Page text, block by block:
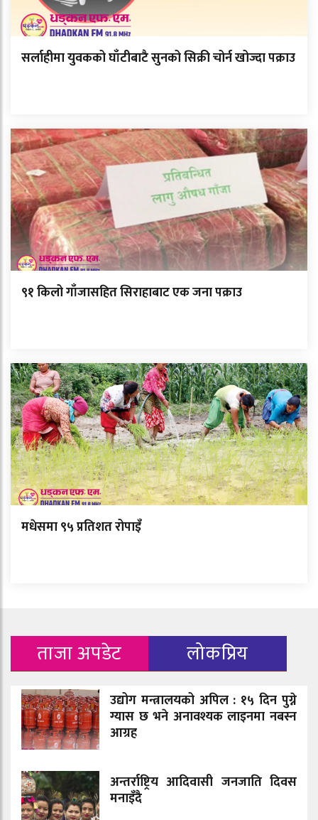
सर्लाहीमा युवकको घाँटीबाटै सुनको सिक्री चोर्न खोज्दा पक्राउ
९१ किलो गाँजासहित सिराहाबाट एक जना पक्राउ
मधेसमा ९५ प्रतिशत रोपाइँ
ताजा अपडेट लोकप्रिय
उद्योग मन्त्रालयको अपिल : १५ दिन पुग्ने
ग्यास छ भने अनावश्यक लाइनमा नबस्न
आग्रह
अन्तर्राष्ट्रिय आदिवासी जनजाति दिवस
मनाइँदै